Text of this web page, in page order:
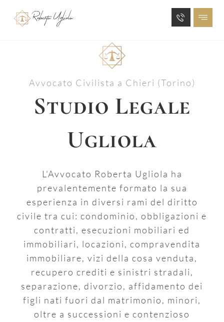
Avvocato Civilista a Chieri (Torino)
Studio Legale
Ugliola
L'Avvocato Roberta Ugliola ha
prevalentemente formato la sua
esperienza in diversi rami del diritto
civile tra cui: condominio, obbligazioni e
contratti, esecuzioni mobiliari ed
immobiliari, locazioni, compravendita
immobiliare, vizi della cosa venduta,
recupero crediti e sinistri stradali,
separazione, divorzio, affidamento dei
figli nati fuori dal matrimonio, minori,
oltre a successioni e contenzioso